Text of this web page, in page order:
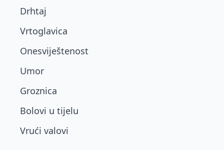
Drhtaj
Vrtoglavica
Onesviještenost
Umor
Groznica
Bolovi u tijelu
Vrući valovi